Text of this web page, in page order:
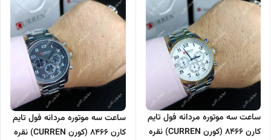
ساعت سه موتوره مردانه فول تایم
کارن 8466 (کورن CURREN) نقره
ساعت سه موتوره مردانه فول تایم
کارن 8466 (کورن CURREN) نقره